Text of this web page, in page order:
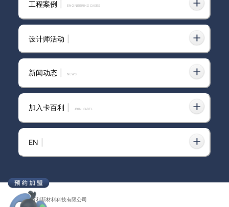
工程案例 ENGINEERING CASES
设计师活动
新闻动态 news
加入卡百利 JOIN KABEL
EN
广东卡百利新材料科技有限公司